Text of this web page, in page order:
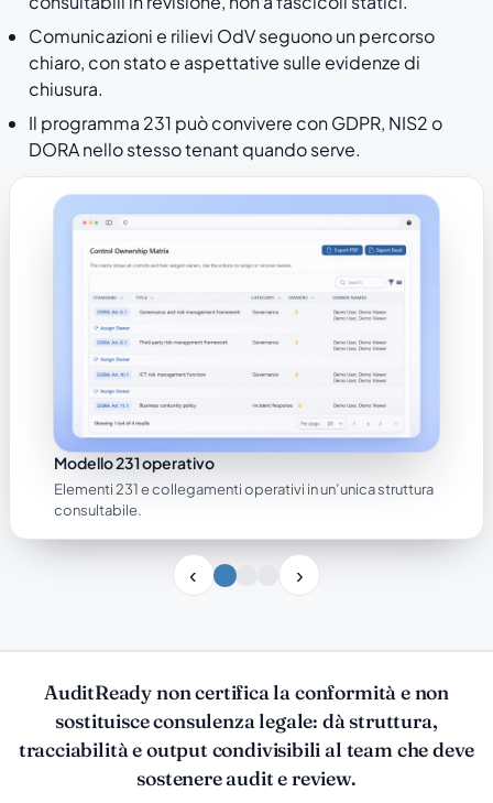
Comunicazioni e rilievi OdV seguono un percorso
chiaro, con stato e aspettative sulle evidenze di
chiusura.
Il programma 231 può convivere con GDPR, NIS2 o
DORA nello stesso tenant quando serve.
Modello 231 operativo
Elementi 231 e collegamenti operativi in un’unica struttura
consultabile.
AuditReady non certifica la conformità e non
sostituisce consulenza legale: dà struttura,
tracciabilità e output condivisibili al team che deve
sostenere audit e review.